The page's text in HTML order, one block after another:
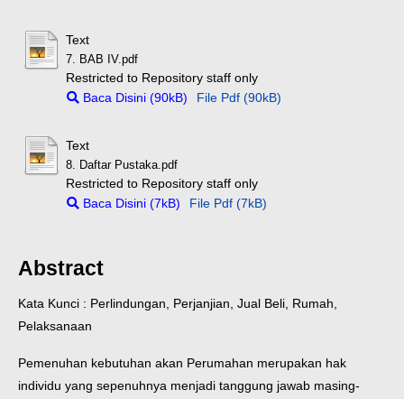
Text
7. BAB IV.pdf
Restricted to Repository staff only
Baca Disini (90kB)
File Pdf (90kB)
Text
8. Daftar Pustaka.pdf
Restricted to Repository staff only
Baca Disini (7kB)
File Pdf (7kB)
Abstract
Kata Kunci : Perlindungan, Perjanjian, Jual Beli, Rumah,
Pelaksanaan
Pemenuhan kebutuhan akan Perumahan merupakan hak
individu yang sepenuhnya menjadi tanggung jawab masing-